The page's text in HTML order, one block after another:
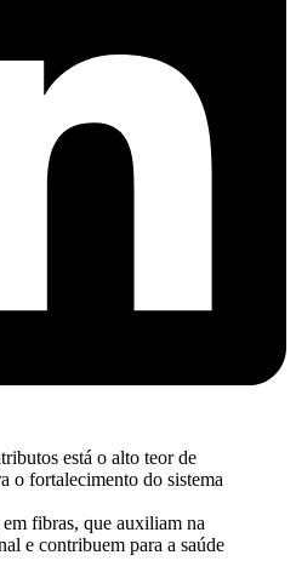
fibras, que auxiliam na
e contribuem para a saúde